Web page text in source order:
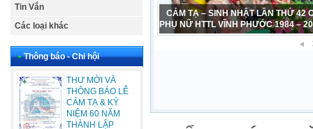
Tin Vắn
Các loại khác
• Thông báo - Chi hội
THƯ MỜI VÀ
THÔNG BÁO LỄ
CẢM TẠ & KỶ
NIỆM 60 NĂM
THÀNH LẬP
CẢM TẠ – SINH NHẬT LẦN THỨ 42
PHỤ NỮ HTTL VĨNH PHƯỚC 1984 –